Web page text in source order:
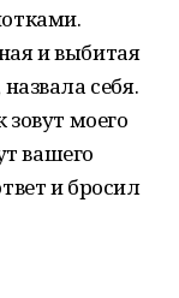
и выбитая
себя.
моего
вашего
и бросил